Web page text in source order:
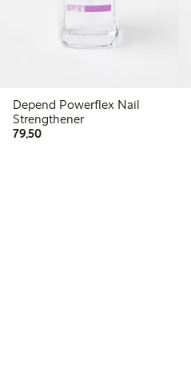
Depend Powerflex Nail
Strengthener
79,5079,50 kr